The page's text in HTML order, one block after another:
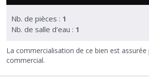
Nb. de pièces : 1
Nb. de salle d'eau : 1
La commercialisation de ce bien est
commercial.